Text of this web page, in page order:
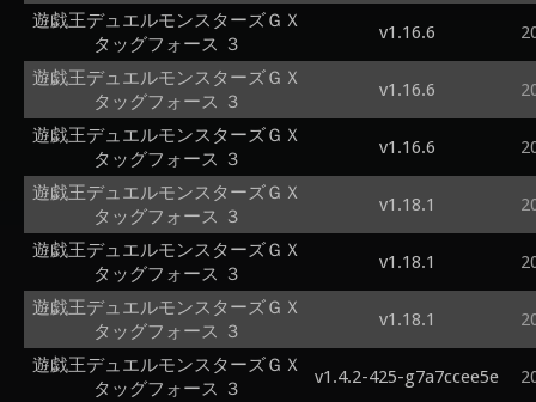
遊戯王デュエルモンスターズＧＸ
タッグフォース ３
v1.16.6
遊戯王デュエルモンスターズＧＸ
タッグフォース ３
v1.16.6
遊戯王デュエルモンスターズＧＸ
タッグフォース ３
v1.16.6
遊戯王デュエルモンスターズＧＸ
タッグフォース ３
v1.18.1
遊戯王デュエルモンスターズＧＸ
タッグフォース ３
v1.18.1
遊戯王デュエルモンスターズＧＸ
タッグフォース ３
v1.18.1
遊戯王デュエルモンスターズＧＸ
タッグフォース ３
v1.4.2-425-g7a7ccee5e